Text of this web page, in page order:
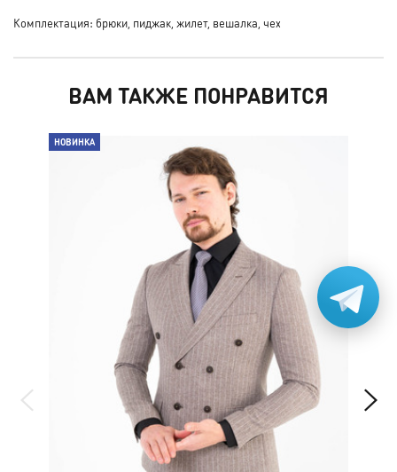
Комплектация: брюки, пиджак, жилет, вешалка, чех
ВАМ ТАКЖЕ ПОНРАВИТСЯ
НОВИНКА